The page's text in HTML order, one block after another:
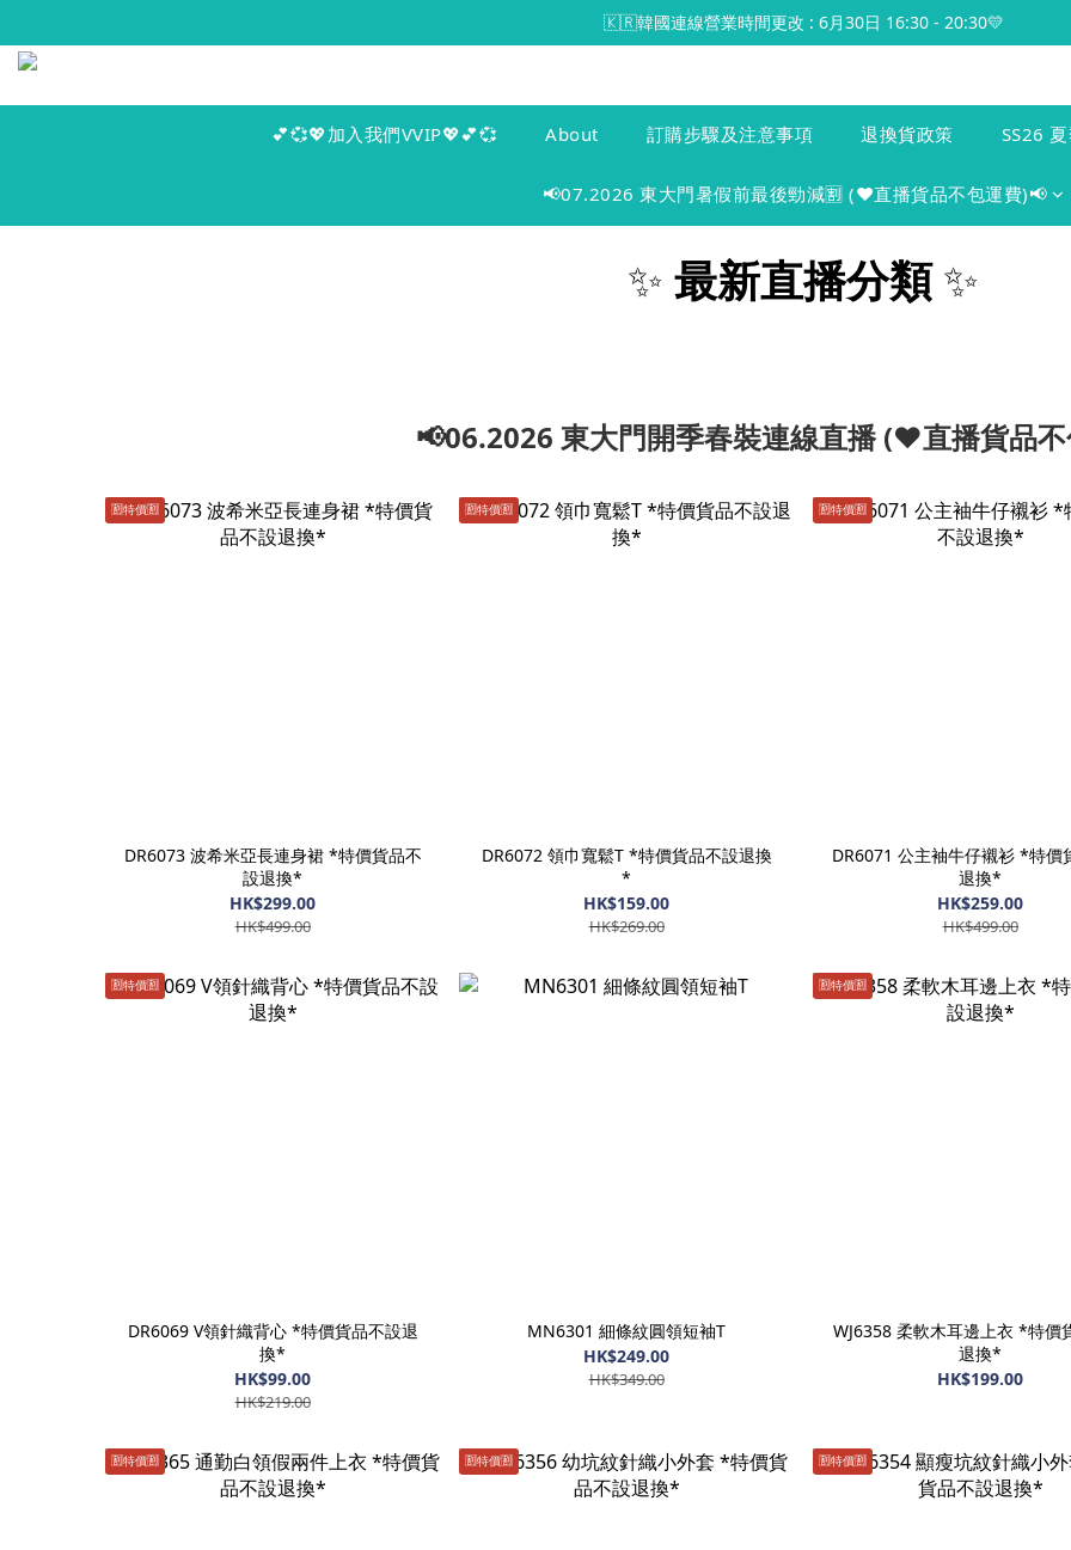
🇰🇷韓國連線營業時間更改 : 6月30日 16:30 - 20:30💛
💕💞💖加入我們VVIP💖💕💞 About 訂購步驟及注意事項 退換貨政策 SS26
📢07.2026 東大門暑假前最後勁減🈹 (♥️直播貨品不包運費)📢
✨ 最新直播分類✨
📢06.2026 東大門開季春裝連線直播 (♥️直播貨品
🈹️特價🈹️
DR6073 波希米亞長連身裙 *特價貨品不
設退換*
HK$299.00
HK$499.00
🈹️特價🈹️
DR6072 領巾寬鬆T *特價貨品不設退換
*
HK$159.00
HK$269.00
🈹️特價🈹️
DR6071 公主袖牛仔襯衫 *特價
退換*
HK$259.00
HK$499.00
🈹️特價🈹️
DR6069 V領針織背心 *特價貨品不設退
換*
HK$99.00
HK$219.00
MN6301 細條紋圓領短袖T
HK$249.00
HK$349.00
🈹️特價🈹️
WJ6358 柔軟木耳邊上衣 *特價
退換*
HK$199.00
🈹️特價🈹️ 🈹️特價🈹️ 🈹️特價🈹️